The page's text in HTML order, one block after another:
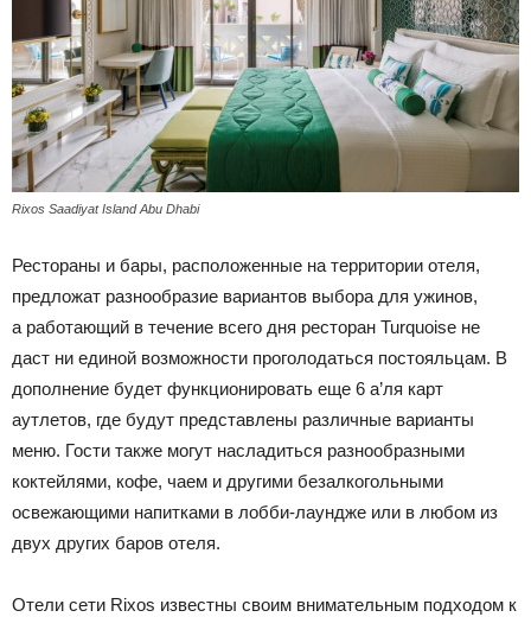
Rixos Saadiyat Island Abu Dhabi
Рестораны и бары, расположенные на территории отеля,
предложат разнообразие вариантов выбора для ужинов,
а работающий в течение всего дня ресторан Turquoise не
даст ни единой возможности проголодаться постояльцам. В
дополнение будет функционировать еще 6 а’ля карт
аутлетов, где будут представлены различные варианты
меню. Гости также могут насладиться разнообразными
коктейлями, кофе, чаем и другими безалкогольными
освежающими напитками в лобби-лаундже или в любом из
двух других баров отеля.
Отели сети Rixos известны своим внимательным подходом к